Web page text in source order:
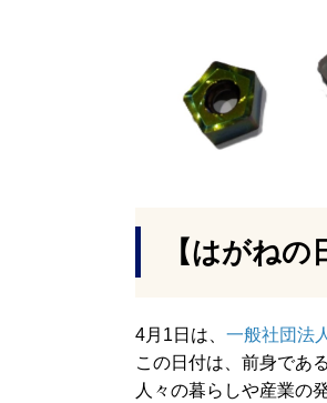
【はがねの
4月1日は、 一般社団法
この日付は、前身であ
人々の暮らしや産業の